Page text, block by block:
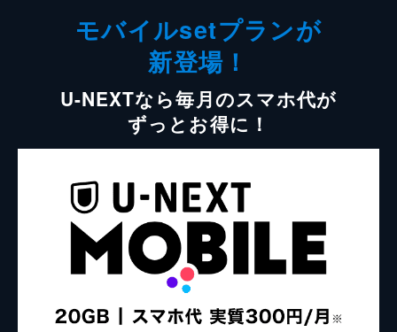
モバイルsetプランが
新登場！
U-NEXTなら毎月のスマホ代が
ずっとお得に！